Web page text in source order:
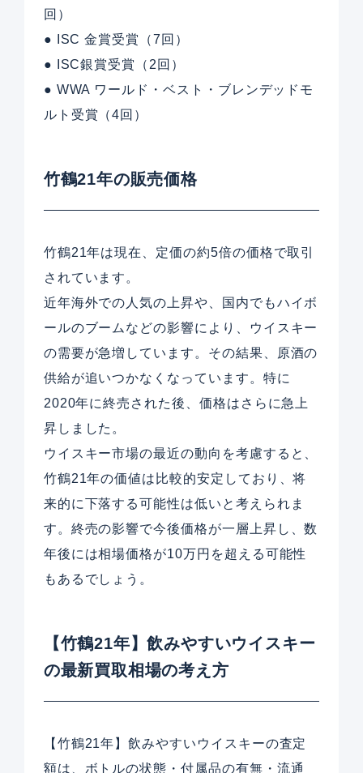
回）
● ISC 金賞受賞（7回）
● ISC銀賞受賞（2回）
● WWA ワールド・ベスト・ブレンデッドモ
ルト受賞（4回）
竹鶴21年の販売価格
竹鶴21年は現在、定価の約5倍の価格で取引
されています。
近年海外での人気の上昇や、国内でもハイボ
ールのブームなどの影響により、ウイスキー
の需要が急増しています。その結果、原酒の
供給が追いつかなくなっています。特に
2020年に終売された後、価格はさらに急上
昇しました。
ウイスキー市場の最近の動向を考慮すると、
竹鶴21年の価値は比較的安定しており、将
来的に下落する可能性は低いと考えられま
す。終売の影響で今後価格が一層上昇し、数
年後には相場価格が10万円を超える可能性
もあるでしょう。
【竹鶴21年】飲みやすいウイスキー
の最新買取相場の考え方
【竹鶴21年】飲みやすいウイスキーの査定
額は、ボトルの状態・付属品の有無・流通